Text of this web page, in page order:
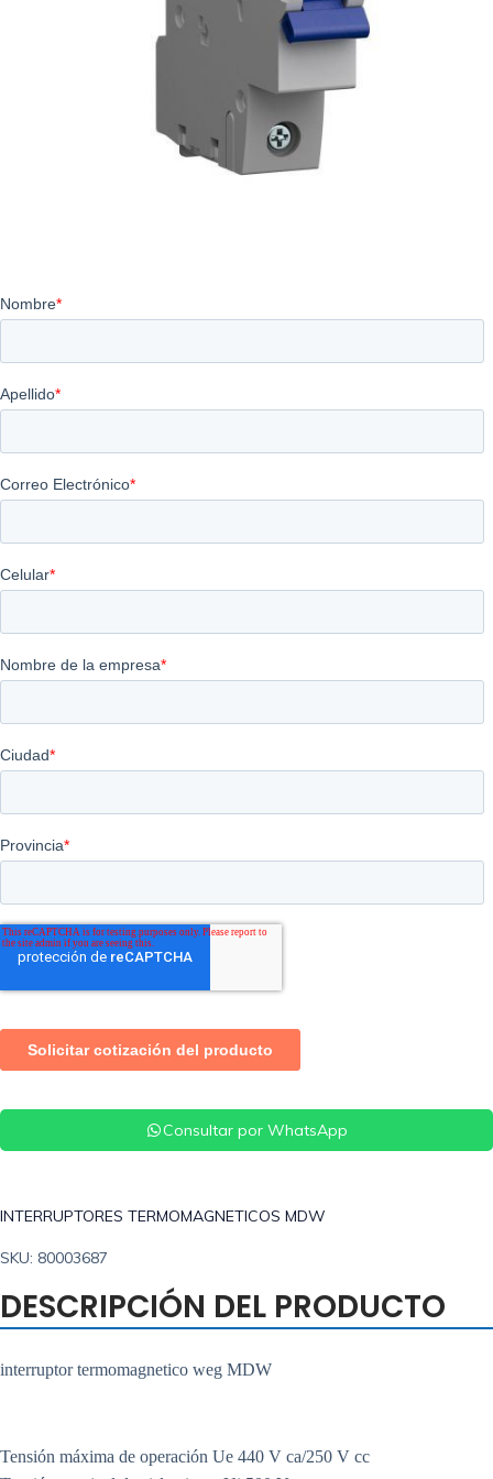
Consultar por WhatsApp
INTERRUPTORES TERMOMAGNETICOS MDW
SKU: 80003687
DESCRIPCIÓN DEL PRODUCTO
interruptor termomagnetico weg MDW
Tensión máxima de operación Ue 440 V ca/250 V cc